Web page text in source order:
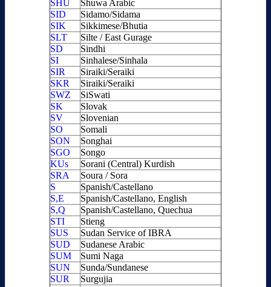
SHU
Shuwa Arabic
SID
Sidamo/Sidama
SIK
Sikkimese/Bhutia
SLT
Silte / East Gurage
SD
Sindhi
SI
Sinhalese/Sinhala
SIR
Siraiki/Seraiki
SKR
Siraiki/Seraiki
SWZ
SiSwati
SK
Slovak
SV
Slovenian
SO
Somali
SON
Songhai
SGO
Songo
KUs
Sorani (Central) Kurdish
SRA
Soura / Sora
S
Spanish/Castellano
S,E
Spanish/Castellano, English
S,Q
Spanish/Castellano, Quechua
STI
Stieng
SUS
Sudan Service of IBRA
SUD
Sudanese Arabic
SUM
Sumi Naga
SUN
Sunda/Sundanese
SUR
Surgujia